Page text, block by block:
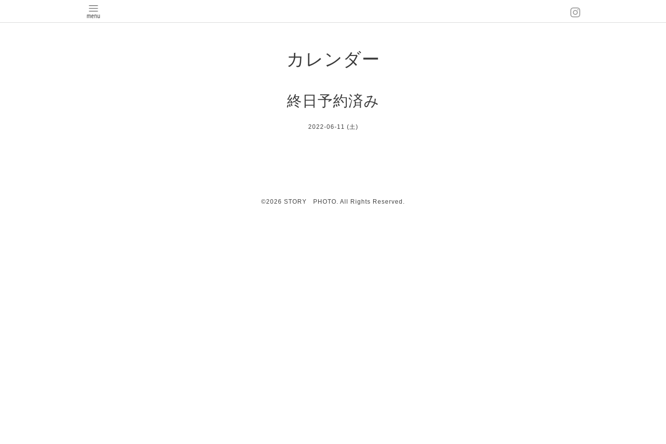
カレンダー
終日予約済み
2022-06-11 (土)
©2026 STORY PHOTO . All Rights Reserved.